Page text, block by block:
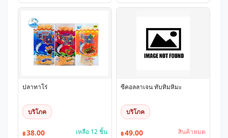
ปลาทาโร่
บริโภค
฿38.00 เหลือ 12 ชิ้น
ซีคอลลาเจน ทับทิมหิมะ
บริโภค
฿49.00 สินค้าหมด